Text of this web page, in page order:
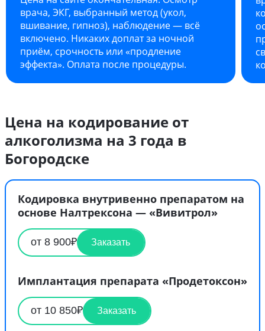
врача, ЭКГ, выбранный метод (укол,
вшивание, гипноз), наблюдение — всё
включено. Никаких доплат за ночной
приём, срочность или «продление
эффекта». Оплата после процедуры.
Цена на кодирование от
алкоголизма на 3 года в
Богородске
Кодировка внутривенно препаратом на
основе Налтрексона — «Вивитрол»
от 8 900₽ Заказать
Имплантация препарата «Продетоксон»
от 10 850₽ Заказать